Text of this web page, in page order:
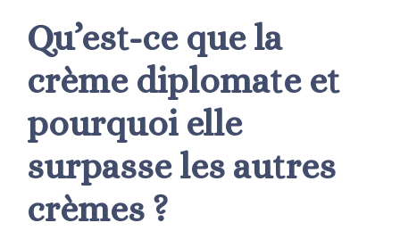
Qu’est-ce que la
crème diplomate et
pourquoi elle
surpasse les autres
crèmes ?